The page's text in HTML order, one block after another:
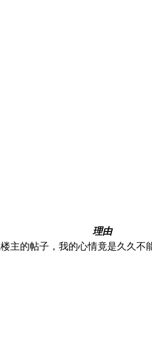
理由
主的帖子，我的心情竟是久久不